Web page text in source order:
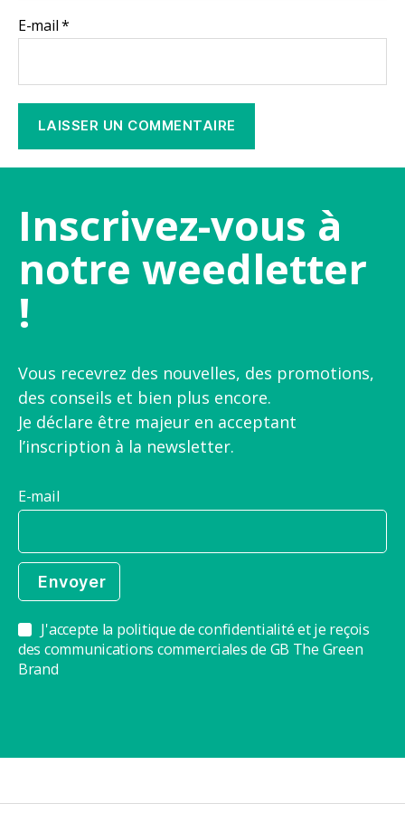
E-mail*
Inscrivez-vous à
notre weedletter
!
Vous recevrez des nouvelles, des promotions,
des conseils et bien plus encore.
Je déclare être majeur en acceptant
l’inscription à la newsletter.
E-mail
J'accepte la politique de confidentialité et je reçois
des communications commerciales de GB The Green
Brand